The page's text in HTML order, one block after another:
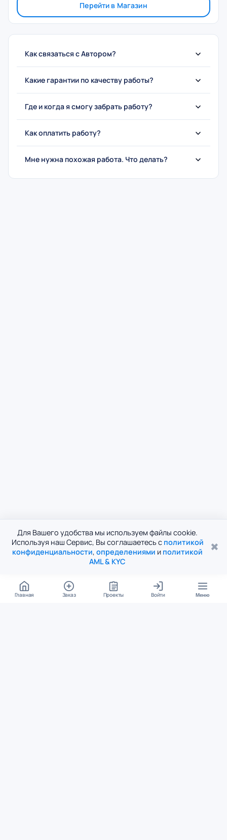
Для Вашего удобства мы используем файлы cookie.
Используя наш Сервис, Вы соглашаетесь с политикой
конфиденциальности, определениями и политикой
AML & KYC
✖
Главная Заказ Проекты Войти Меню
Перейти в Магазин
Как связаться с Автором?
Какие гарантии по качеству работы?
Где и когда я смогу забрать работу?
Как оплатить работу?
Мне нужна похожая работа. Что делать?